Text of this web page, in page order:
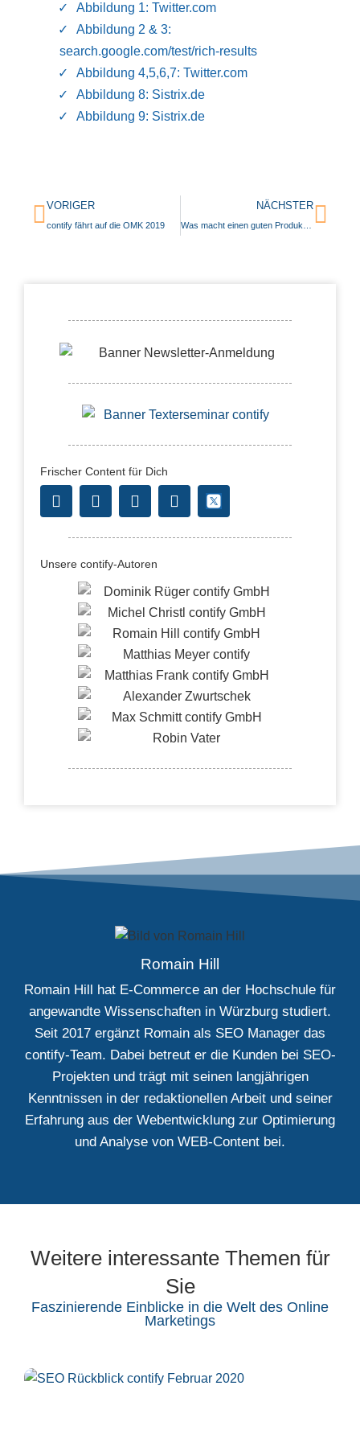
Abbildung 1: Twitter.com
Abbildung 2 & 3:
search.google.com/test/rich-results
Abbildung 4,5,6,7: Twitter.com
Abbildung 8: Sistrix.de
Abbildung 9: Sistrix.de
VORIGER
contify fährt auf die OMK 2019
NÄCHSTER
Was macht einen guten Produkttext aus?
Frischer Content für Dich
Unsere contify-Autoren
Romain Hill
Romain Hill hat E-Commerce an der Hochschule für
angewandte Wissenschaften in Würzburg studiert.
Seit 2017 ergänzt Romain als SEO Manager das
contify-Team. Dabei betreut er die Kunden bei SEO-
Projekten und trägt mit seinen langjährigen
Kenntnissen in der redaktionellen Arbeit und seiner
Erfahrung aus der Webentwicklung zur Optimierung
und Analyse von WEB-Content bei.
Weitere interessante Themen für
Sie
Faszinierende Einblicke in die Welt des Online
Marketings